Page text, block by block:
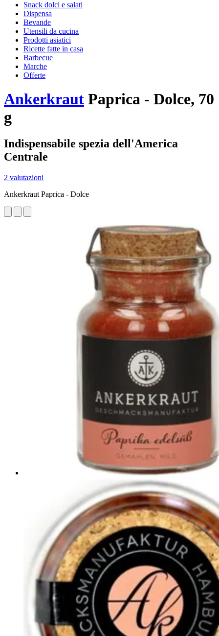
Snack dolci e salati
Dispensa
Bevande
Utensili da cucina
Prodotti asiatici
Ricette fatte in casa
Barbecue
Marche
Offerte
Ankerkraut Paprica - Dolce, 70
g
Indispensabile spezia dell'America
Centrale
2 valutazioni
Ankerkraut Paprica - Dolce